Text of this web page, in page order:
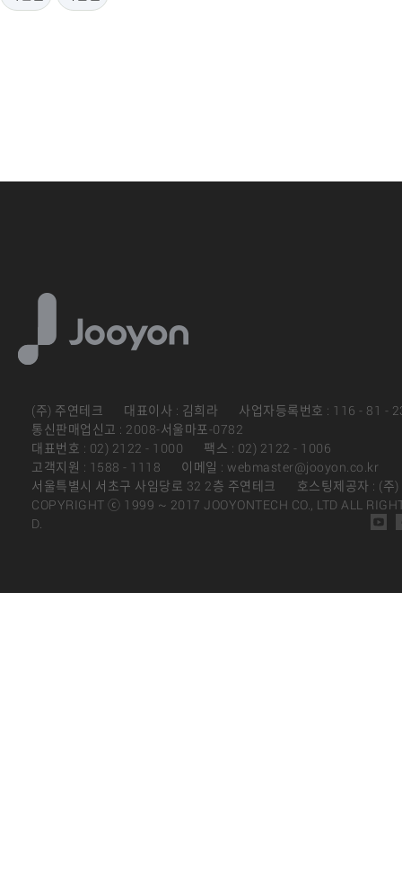
(주) 주연테크 대표이사 : 김희라
사업자등록번호 : 116 - 81 -
통신판매업신고 : 2008-서울마포-0782
대표번호 : 02) 2122 - 1000
팩스 : 02) 2122 - 1006
고객지원 : 1588 - 1118
이메일 : webmaster@jooyon.co.kr
서울특별시 서초구 사임당로 32 2층 주연테크
호스팅제공자 : (주
COPYRIGHT ⓒ 1999 ~ 2017 JOOYONTECH CO., LTD ALL
D.